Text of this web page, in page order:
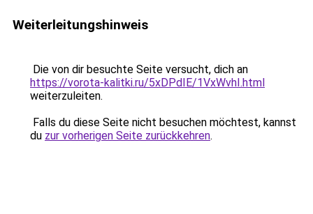
Weiterleitungshinweis
Die von dir besuchte Seite versucht, dich an
https://vorota-kalitki.ru/5xDPdIE/1VxWvhI.html
weiterzuleiten.
Falls du diese Seite nicht besuchen möchtest, kannst
du zur vorherigen Seite zurückkehren.